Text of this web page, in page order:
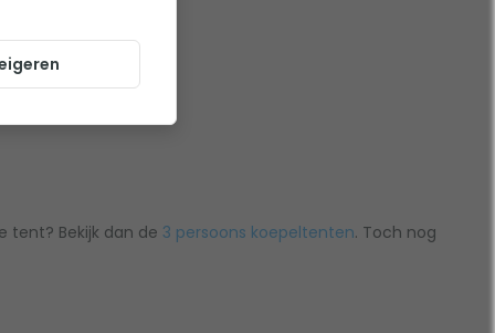
tent? Bekijk dan de 3 persoons koepeltenten. Toch nog